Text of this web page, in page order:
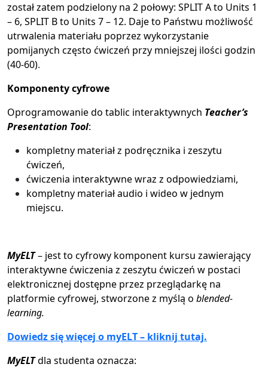
został zatem podzielony na 2 połowy: SPLIT A to Units 1
– 6, SPLIT B to Units 7 – 12. Daje to Państwu możliwość
utrwalenia materiału poprzez wykorzystanie
pomijanych często ćwiczeń przy mniejszej ilości godzin
(40-60).
Komponenty cyfrowe
Oprogramowanie do tablic interaktywnych Teacher’s
Presentation Tool:
kompletny materiał z podręcznika i zeszytu
ćwiczeń,
ćwiczenia interaktywne wraz z odpowiedziami,
kompletny materiał audio i wideo w jednym
miejscu.
MyELT– jest to cyfrowy komponent kursu zawierający
interaktywne ćwiczenia z zeszytu ćwiczeń w postaci
elektronicznej dostępne przez przeglądarkę na
platformie cyfrowej, stworzone z myślą o blended-
learning.
Dowiedz się więcej o myELT – kliknij tutaj.
MyELTdla studenta oznacza: